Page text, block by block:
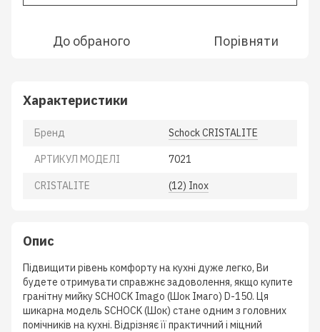
До обраного Порівняти
Характеристики
Бренд Schock CRISTALITE
АРТИКУЛ МОДЕЛІ 7021
CRISTALITE (12) Inox
Опис
Підвищити рівень комфорту на кухні дуже легко, Ви
будете отримувати справжнє задоволення, якщо купите
гранітну мийку SCHOCK Imago (Шок Імаго) D-150. Ця
шикарна модель SCHOCK (Шок) стане одним з головних
помічників на кухні. Відрізняє її практичний і міцний